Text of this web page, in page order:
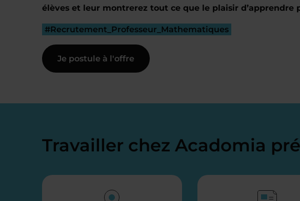
élèves et leur montrerez tout ce que le plaisir d’apprendre
#Recrutement_Professeur_Mathematiques
Je postule à l'offre
Travailler chez Acadomia